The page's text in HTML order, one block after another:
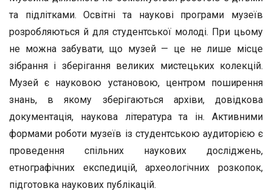
та підлітками. Освітні та наукові програми музеїв
розробляються й для студентської молоді. При цьому
не можна забувати, що музей — це не лише місце
зібрання і зберігання великих мистецьких колекцій.
Музей є науковою установою, центром поширення
знань, в якому зберігаються архіви, довідкова
документація, наукова література та ін. Активними
формами роботи музеїв із студентською аудиторією є
проведення спільних наукових досліджень,
етнографічних експедицій, археологічних розкопок,
підготовка наукових публікацій.